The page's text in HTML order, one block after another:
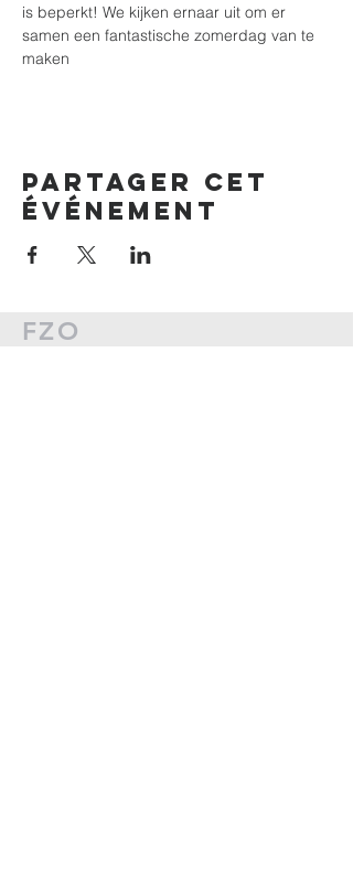
is beperkt! We kijken ernaar uit om er
samen een fantastische zomerdag van te
maken
Partager cet
événement
FZO